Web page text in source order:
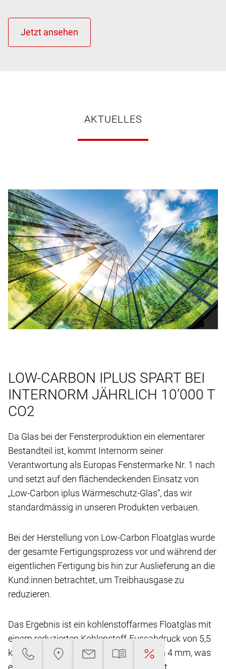
AKTUELLES
LOW-CARBON IPLUS SPART BEI
INTERNORM JÄHRLICH 10’000 T
CO2
Da Glas bei der Fensterproduktion ein elementarer
Bestandteil ist, kommt Internorm seiner
Verantwortung als Europas Fenstermarke Nr. 1 nach
und setzt auf den flächendeckenden Einsatz von
„Low-Carbon iplus Wärmeschutz-Glas“, das wir
standardmässig in unseren Produkten verbauen.
Bei der Herstellung von Low-Carbon Floatglas wurde
der gesamte Fertigungsprozess vor und während der
eigentlichen Fertigung bis hin zur Auslieferung an die
Kund:innen betrachtet, um Treibhausgase zu
reduzieren.
Das Ergebnis ist ein kohlenstoffarmes Floatglas mit
einem reduzierten Kohlenstoff-Fussabdruck von 5,5
kg CO2-eq/m2** bei einer Glasdicke von 4 mm, was
eine Reduktion von über 45 % ermöglicht.